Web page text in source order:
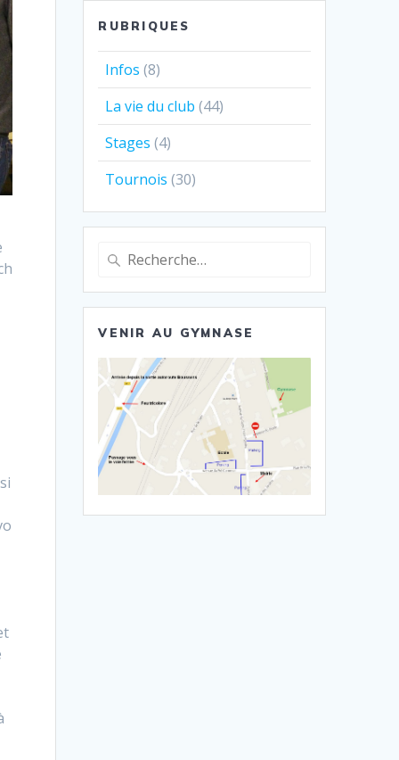
RUBRIQUES
Infos (8)
La vie du club (44)
Stages (4)
Tournois (30)
Recherche
:
VENIR AU GYMNASE